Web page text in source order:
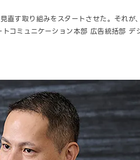
直す取り組みをスタートさせた。それ
ミュニケーション本部 広告統括部 デ